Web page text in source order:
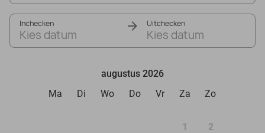
Inchecken
Kies datum
Uitchecken
Kies datum
augustus 2026
Ma
Di Wo Do Vr Za Zo
1 2